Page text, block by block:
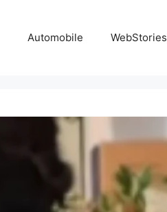
Automobile WebStories